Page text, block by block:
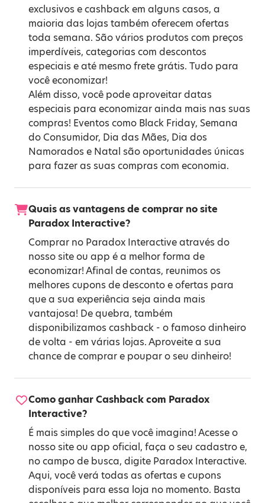
exclusivos e cashback em alguns casos, a
maioria das lojas também oferecem ofertas
toda semana. São vários produtos com preços
imperdíveis, categorias com descontos
especiais e até mesmo frete grátis. Tudo para
você economizar!
Além disso, você pode aproveitar datas
especiais para economizar ainda mais nas suas
compras! Eventos como Black Friday, Semana
do Consumidor, Dia das Mães, Dia dos
Namorados e Natal são oportunidades únicas
para fazer as suas compras com economia.
Quais as vantagens de comprar no site
Paradox Interactive?
Comprar no Paradox Interactive através do
nosso site ou app é a melhor forma de
economizar! Afinal de contas, reunimos os
melhores cupons de desconto e ofertas para
que a sua experiência seja ainda mais
vantajosa! De quebra, também
disponibilizamos cashback - o famoso dinheiro
de volta - em várias lojas. Aproveite a sua
chance de comprar e poupar o seu dinheiro!
Como ganhar Cashback com Paradox
Interactive?
É mais simples do que você imagina! Acesse o
nosso site ou app oficial, faça o seu cadastro e,
no campo de busca, digite Paradox Interactive.
Aqui, você verá todas as ofertas e cupons
disponíveis para essa loja no momento. Basta